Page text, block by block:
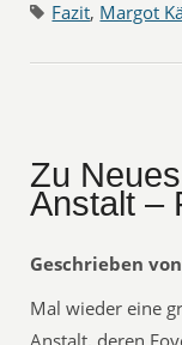
Fazit, Margot
Zu
Anstalt –
Geschrieben
Mal wieder eine
Anstalt, deren